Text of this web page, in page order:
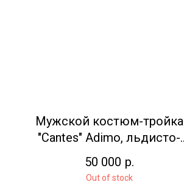
Мужской костюм-тройка
"Cantes" Adimо, льдисто-
голубой
50 000 р.
Out of stock